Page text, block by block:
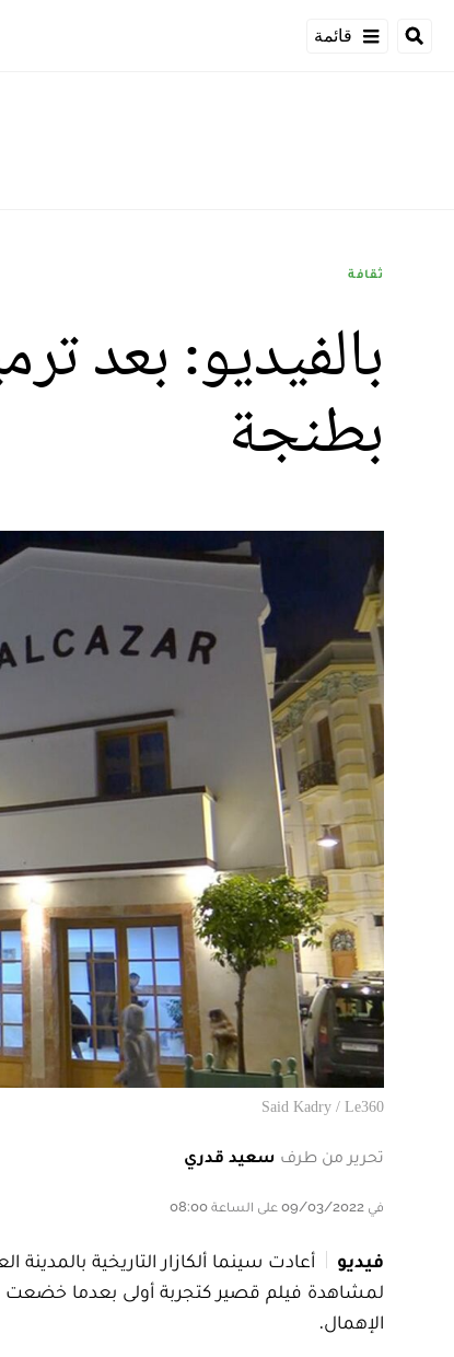
قائمة
ثقافة
بالفيديو: بعد
بطنجة
Said Kadry / Le360
تحرير من طرف سعيد قدري
في 09/03/2022 على الساعة 08:00
فيديو
لمشاهدة فيلم قصير كتجربة أولى بعدما خضعت
الإهمال.